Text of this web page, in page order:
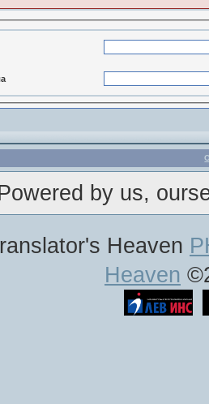
by us,
Heaven
Heaven